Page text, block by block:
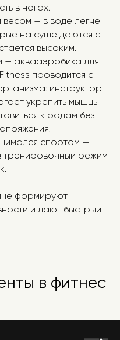
в ногах.
— в воде легче
на суше даются с
высоким.
аквааэробика для
проводится с
инструктор
укрепить мышцы
к родам без
спортом —
тренировочный режим
формируют
и дают быстрый
в фитнес